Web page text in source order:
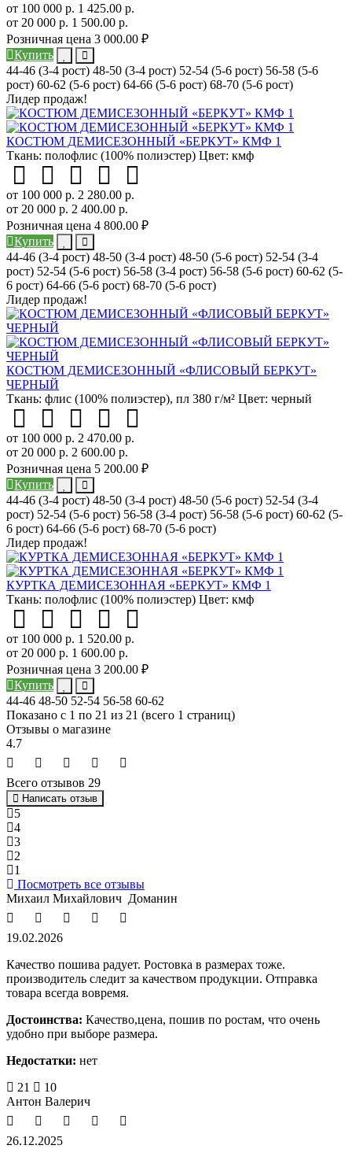
от 100 000 р. 1 425.00 р.
от 20 000 р. 1 500.00 р.
Розничная цена 3 000.00 ₽
Купить
44-46 (3-4 рост) 48-50 (3-4 рост) 52-54 (5-6 рост) 56-58 (5-6
рост) 60-62 (5-6 рост) 64-66 (5-6 рост) 68-70 (5-6 рост)
Лидер продаж!
КОСТЮМ ДЕМИСЕЗОННЫЙ «БЕРКУТ» КМФ 1
Ткань: полофлис (100% полиэстер) Цвет: кмф
от 100 000 р. 2 280.00 р.
от 20 000 р. 2 400.00 р.
Розничная цена 4 800.00 ₽
Купить
44-46 (3-4 рост) 48-50 (3-4 рост) 48-50 (5-6 рост) 52-54 (3-4
рост) 52-54 (5-6 рост) 56-58 (3-4 рост) 56-58 (5-6 рост) 60-62 (5-
6 рост) 64-66 (5-6 рост) 68-70 (5-6 рост)
Лидер продаж!
КОСТЮМ ДЕМИСЕЗОННЫЙ «ФЛИСОВЫЙ БЕРКУТ»
ЧЕРНЫЙ
Ткань: флис (100% полиэстер), пл 380 г/м² Цвет: черный
от 100 000 р. 2 470.00 р.
от 20 000 р. 2 600.00 р.
Розничная цена 5 200.00 ₽
Купить
44-46 (3-4 рост) 48-50 (3-4 рост) 48-50 (5-6 рост) 52-54 (3-4
рост) 52-54 (5-6 рост) 56-58 (3-4 рост) 56-58 (5-6 рост) 60-62 (5-
6 рост) 64-66 (5-6 рост) 68-70 (5-6 рост)
Лидер продаж!
КУРТКА ДЕМИСЕЗОННАЯ «БЕРКУТ» КМФ 1
Ткань: полофлис (100% полиэстер) Цвет: кмф
от 100 000 р. 1 520.00 р.
от 20 000 р. 1 600.00 р.
Розничная цена 3 200.00 ₽
Купить
44-46 48-50 52-54 56-58 60-62
Показано с 1 по 21 из 21 (всего 1 страниц)
Отзывы о магазине
4.7
Всего отзывов 29
Написать отзыв
5
93%
4
3%
3
0%
2
0%1
0%Посмотреть все отзывы
Михаил Михайлович Доманин
19.02.2026
Качество пошива радует. Ростовка в размерах тоже.
производитель следит за качеством продукции. Отправка
товара всегда вовремя.
Достоинства: Качество,цена, пошив по ростам, что очень
удобно при выборе размера.
Недостатки: нет
21
10
Антон Валерич
26.12.2025